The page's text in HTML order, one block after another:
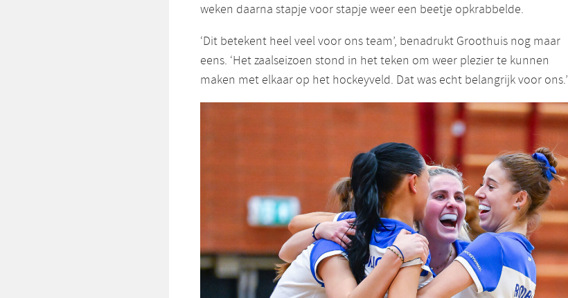
weken daarna stapje voor stapje weer een beetje opkrabbelde.
‘Dit betekent heel veel voor ons team’, benadrukt Groothuis nog maar
eens. ‘Het zaalseizoen stond in het teken om weer plezier te kunnen
maken met elkaar op het hockeyveld. Dat was echt belangrijk voor ons.’